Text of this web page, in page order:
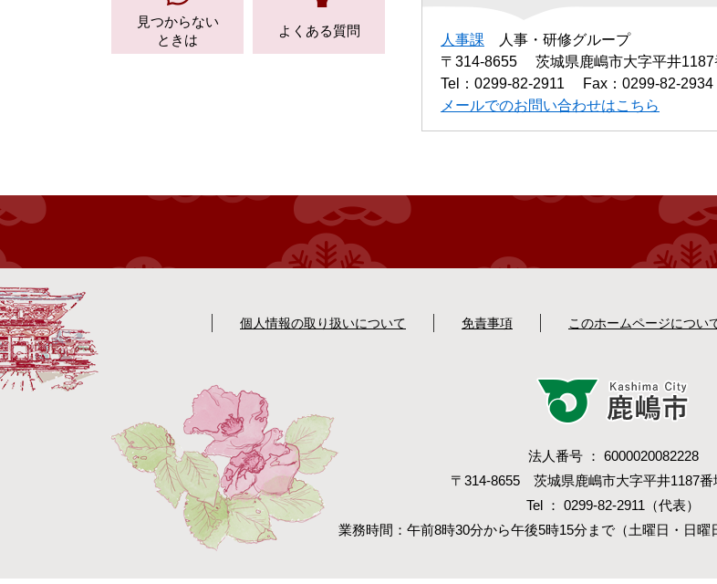
人事課
人事・研修グループ
〒314-8655
茨城県鹿嶋市大字平井1187
Tel：0299-82-2911
Fax：0299-82-2934
メールでのお問い合わせはこちら
見つからない
ときは
よくある質問
個人情報の取り扱いについて 免責事項 このホームページについ
法人番号 ： 6000020082228
〒314-8655 茨城県鹿嶋市大字平井1187
Tel ： 0299-82-2911（代表）
業務時間：午前8時30分から午後5時15分まで（土曜日・日曜